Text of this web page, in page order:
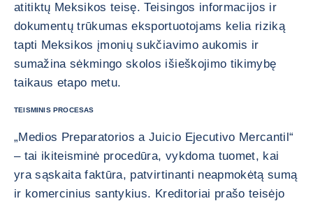
atitiktų Meksikos teisę. Teisingos informacijos ir
dokumentų trūkumas eksportuotojams kelia riziką
tapti Meksikos įmonių sukčiavimo aukomis ir
sumažina sėkmingo skolos išieškojimo tikimybę
taikaus etapo metu.
TEISMINIS PROCESAS
„Medios Preparatorios a Juicio Ejecutivo Mercantil“
– tai ikiteisminė procedūra, vykdoma tuomet, kai
yra sąskaita faktūra, patvirtinanti neapmokėtą sumą
ir komercinius santykius. Kreditoriai prašo teisėjo